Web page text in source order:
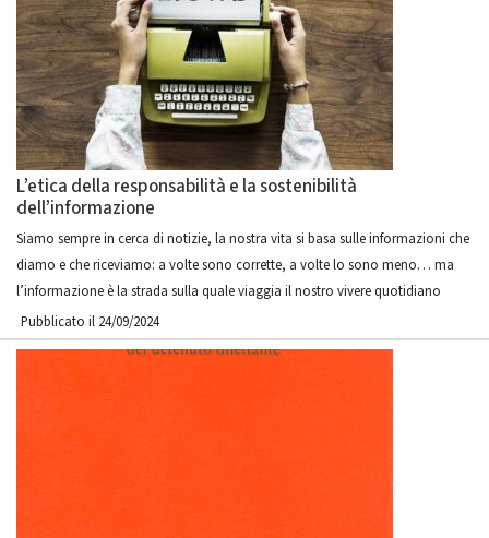
L’etica della responsabilità e la sostenibilità
dell’informazione
Siamo sempre in cerca di notizie, la nostra vita si basa sulle informazioni che
diamo e che riceviamo: a volte sono corrette, a volte lo sono meno… ma
l’informazione è la strada sulla quale viaggia il nostro vivere quotidiano
Pubblicato il 24/09/2024